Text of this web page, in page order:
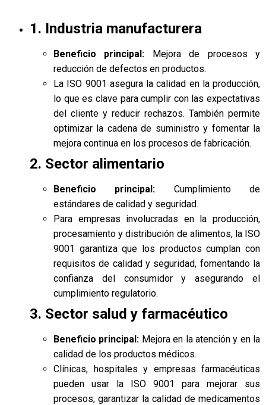
1. Industria manufacturera
Beneficio principal: Mejora de procesos y
reducción de defectos en productos.
La ISO 9001 asegura la calidad en la producción,
lo que es clave para cumplir con las expectativas
del cliente y reducir rechazos. También permite
optimizar la cadena de suministro y fomentar la
mejora continua en los procesos de fabricación.
2. Sector alimentario
Beneficio principal: Cumplimiento de
estándares de calidad y seguridad.
Para empresas involucradas en la producción,
procesamiento y distribución de alimentos, la ISO
9001 garantiza que los productos cumplan con
requisitos de calidad y seguridad, fomentando la
confianza del consumidor y asegurando el
cumplimiento regulatorio.
3. Sector salud y farmacéutico
Beneficio principal: Mejora en la atención y en la
calidad de los productos médicos.
Clínicas, hospitales y empresas farmacéuticas
pueden usar la ISO 9001 para mejorar sus
procesos, garantizar la calidad de medicamentos